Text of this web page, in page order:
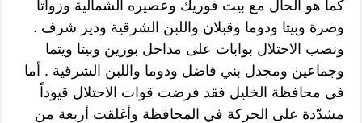
كما هو الحال مع بيت فوريك وعصيره الشمالية وزواتا
وصرة وبيتا ودوما وقبلان واللبن الشرقية ودير شرف .
ونصب الاحتلال بوابات على مداخل بورين وبيتا ويتما
وجماعين ومجدل بني فاضل ودوما واللبن الشرقية . أما
في محافظة الخليل فقد فرضت قوات الاحتلال قيوداً
مشدّدة على الحركة في المحافظة وأغلقت أربعة من